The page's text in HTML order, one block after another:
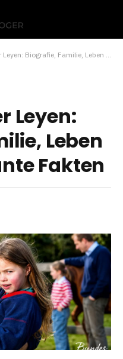
Familie, Leben und interessante Fakten
Leyen:
Leben
Fakten